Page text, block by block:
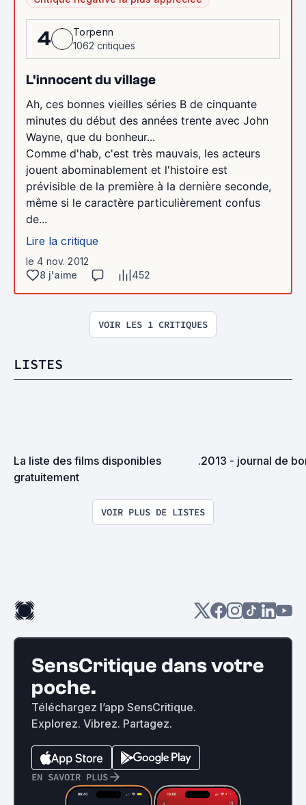
4
Torpenn
1062 critiques
L'innocent du village
Ah, ces bonnes vieilles séries B de cinquante
minutes du début des années trente avec John
Wayne, que du bonheur...
Comme d'hab, c'est très mauvais, les acteurs
jouent abominablement et l'histoire est
prévisible de la première à la dernière seconde,
même si le caractère particulièrement confus
de...
Lire la critique
le 4 nov. 2012
8 j'aime
452
VOIR LES 1 CRITIQUES
LISTES
La liste des films disponibles
gratuitement
.2013 - journal de
VOIR PLUS DE LISTES
SensCritique dans votre
poche.
Téléchargez l’app SensCritique.
Explorez. Vibrez. Partagez.
EN SAVOIR PLUS